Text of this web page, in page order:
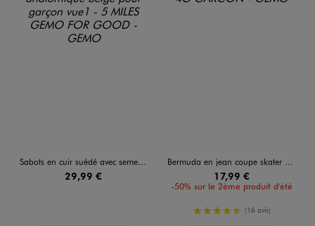
Sabots en cuir suédé avec semelle intérieure anatomique beige pour garçon
29,99 €
Bermuda en jean coupe skater garçon
17,99 €
-50% sur le 2ème produit d'été
4.5/5 de moyenne
(16 avis)